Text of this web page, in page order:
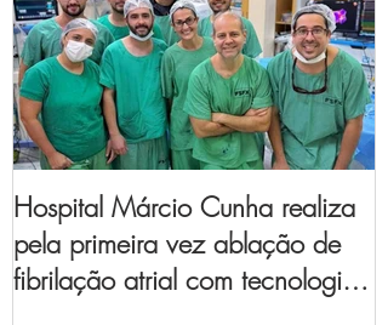
Hospital Márcio Cunha realiza
pela primeira vez ablação de
fibrilação atrial com tecnologia